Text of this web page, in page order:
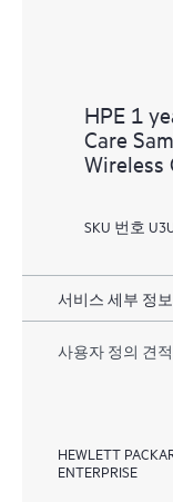
HPE 1
Care
Wireless
SKU 번호
서비스 세부 정
사용자 정의 견
HEWLETT
ENTERPRISE